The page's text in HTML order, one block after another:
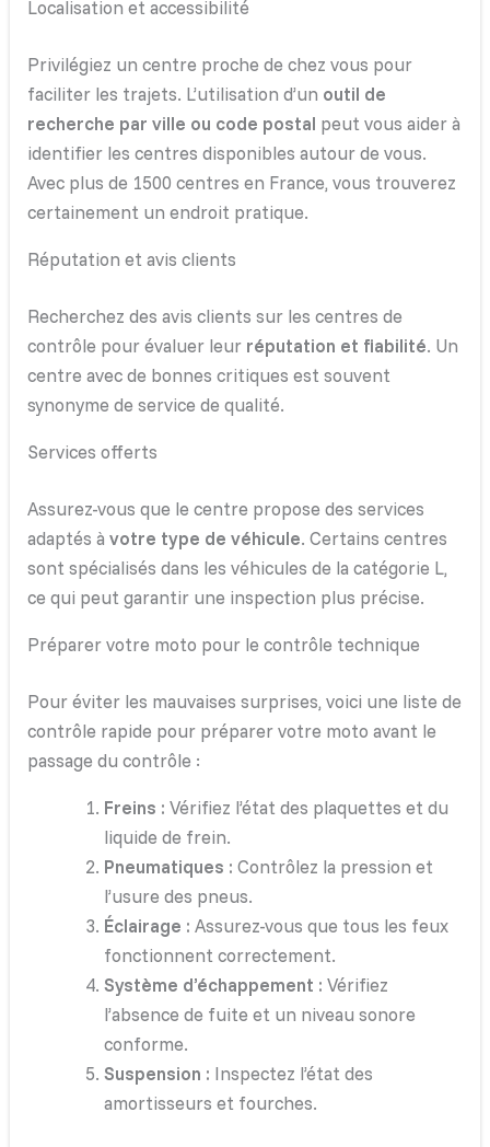
Localisation et accessibilité
Privilégiez un centre proche de chez vous pour
faciliter les trajets. L’utilisation d’un outil de
recherche par ville ou code postal peut vous aider à
identifier les centres disponibles autour de vous.
Avec plus de 1500 centres en France, vous trouverez
certainement un endroit pratique.
Réputation et avis clients
Recherchez des avis clients sur les centres de
contrôle pour évaluer leur réputation et fiabilité. Un
centre avec de bonnes critiques est souvent
synonyme de service de qualité.
Services offerts
Assurez-vous que le centre propose des services
adaptés àvotre type de véhicule. Certains centres
sont spécialisés dans les véhicules de la catégorie L,
ce qui peut garantir une inspection plus précise.
Préparer votre moto pour le contrôle technique
Pour éviter les mauvaises surprises, voici une liste de
contrôle rapide pour préparer votre moto avant le
passage du contrôle :
Freins : Vérifiez l’état des plaquettes et du
liquide de frein.
Pneumatiques : Contrôlez la pression et
l’usure des pneus.
Éclairage : Assurez-vous que tous les feux
fonctionnent correctement.
Système d’échappement : Vérifiez
l’absence de fuite et un niveau sonore
conforme.
Suspension : Inspectez l’état des
amortisseurs et fourches.